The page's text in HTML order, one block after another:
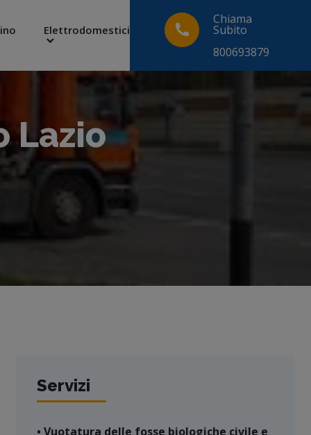
Elettrodomestici
Chiama
Subito
800693879
Lazio
Servizi
• Vuotatura delle fosse biologiche civile e